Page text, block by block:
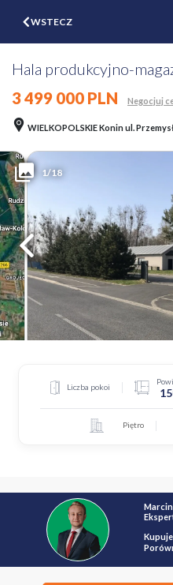
WSTECZ
Hala produkcyjno-
3 499 000 PLN
Negocjuj
WIELKOPOLSKIE Konin ul.
1/18
Liczba pokoi
Piętro